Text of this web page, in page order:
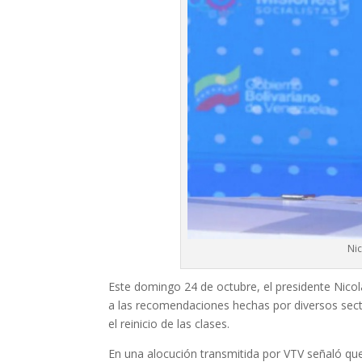
Este domingo 24 de octubre, el presidente
a las recomendaciones hechas por diversos
el reinicio de las clases.
En una alocución transmitida por VTV señaló